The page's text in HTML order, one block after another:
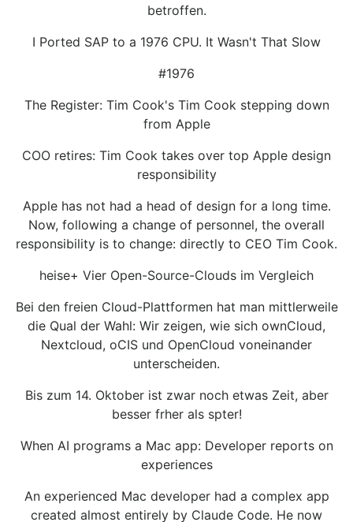
betroffen.
I Ported SAP to a 1976 CPU. It Wasn't That Slow
#1976
The Register: Tim Cook's Tim Cook stepping down
from Apple
COO retires: Tim Cook takes over top Apple design
responsibility
Apple has not had a head of design for a long time.
Now, following a change of personnel, the overall
responsibility is to change: directly to CEO Tim Cook.
heise+ Vier Open-Source-Clouds im Vergleich
Bei den freien Cloud-Plattformen hat man mittlerweile
die Qual der Wahl: Wir zeigen, wie sich ownCloud,
Nextcloud, oCIS und OpenCloud voneinander
unterscheiden.
Bis zum 14. Oktober ist zwar noch etwas Zeit, aber
besser frher als spter!
When AI programs a Mac app: Developer reports on
experiences
An experienced Mac developer had a complex app
created almost entirely by Claude Code. He now